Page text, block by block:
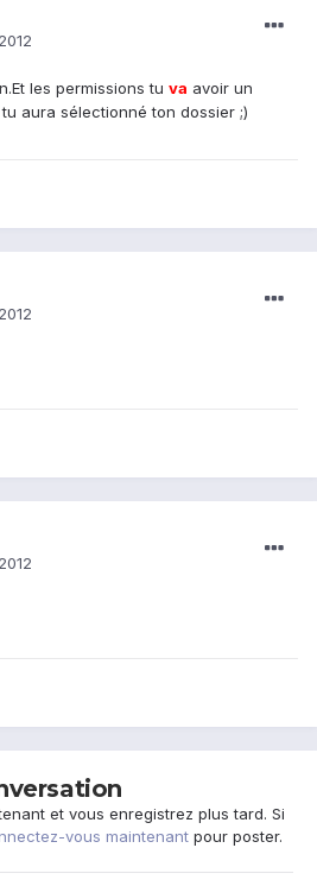
les permissions tu va avoir un
aura sélectionné ton dossier ;)
et vous enregistrez plus tard. Si
vous maintenant pour poster.